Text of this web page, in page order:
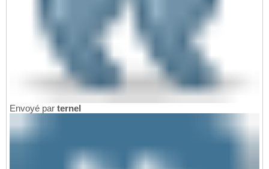
Envoyé par ternel